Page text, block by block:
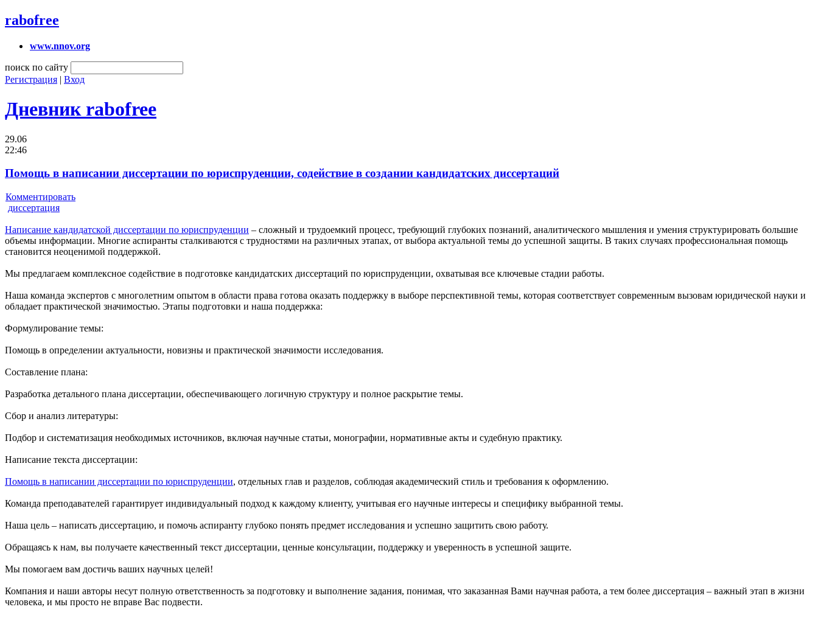
rabofree
www.nnov.org
поиск по сайту
Регистрация | Вход
Дневник rabofree
29.06
22:46
Помощь в написании диссертации по юриспруденции, содействие в создании кандидатских диссертаций
Комментировать
диссертация
Написание кандидатской диссертации по юриспруденции – сложный и трудоемкий процесс, требующий глубоких познаний, аналитического мышления и умения структурировать большие
объемы информации. Многие аспиранты сталкиваются с трудностями на различных этапах, от выбора актуальной темы до успешной защиты. В таких случаях профессиональная помощь
становится неоценимой поддержкой.
Мы предлагаем комплексное содействие в подготовке кандидатских диссертаций по юриспруденции, охватывая все ключевые стадии работы.
Наша команда экспертов с многолетним опытом в области права готова оказать поддержку в выборе перспективной темы, которая соответствует современным вызовам юридической науки и
обладает практической значимостью. Этапы подготовки и наша поддержка:
Формулирование темы:
Помощь в определении актуальности, новизны и практической значимости исследования.
Составление плана:
Разработка детального плана диссертации, обеспечивающего логичную структуру и полное раскрытие темы.
Сбор и анализ литературы:
Подбор и систематизация необходимых источников, включая научные статьи, монографии, нормативные акты и судебную практику.
Написание текста диссертации:
Помощь в написании диссертации по юриспруденции, отдельных глав и разделов, соблюдая академический стиль и требования к оформлению.
Команда преподавателей гарантирует индивидуальный подход к каждому клиенту, учитывая его научные интересы и специфику выбранной темы.
Наша цель – написать диссертацию, и помочь аспиранту глубоко понять предмет исследования и успешно защитить свою работу.
Обращаясь к нам, вы получаете качественный текст диссертации, ценные консультации, поддержку и уверенность в успешной защите.
Мы помогаем вам достичь ваших научных целей!
Компания и наши авторы несут полную ответственность за подготовку и выполнение задания, понимая, что заказанная Вами научная работа, а тем более диссертация – важный этап в жизни
человека, и мы просто не вправе Вас подвести.